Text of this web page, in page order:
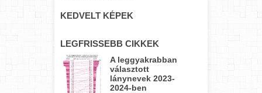
KEDVELT KÉPEK
LEGFRISSEBB CIKKEK
A leggyakrabban
választott
lánynevek 2023-
2024-ben